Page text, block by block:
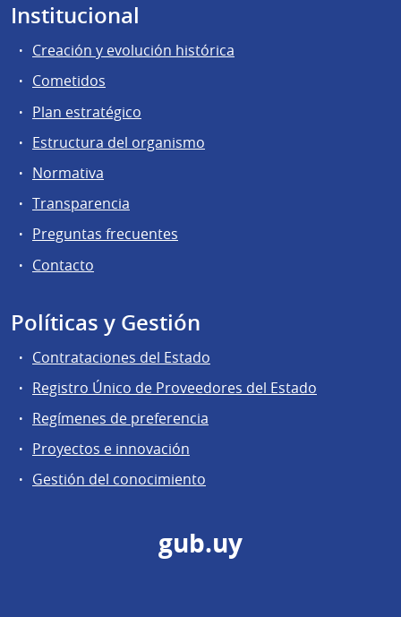
Institucional
Creación y evolución histórica
Cometidos
Plan estratégico
Estructura del organismo
Normativa
Transparencia
Preguntas frecuentes
Contacto
Políticas y Gestión
Contrataciones del Estado
Registro Único de Proveedores del Estado
Regímenes de preferencia
Proyectos e innovación
Gestión del conocimiento
gub.uy